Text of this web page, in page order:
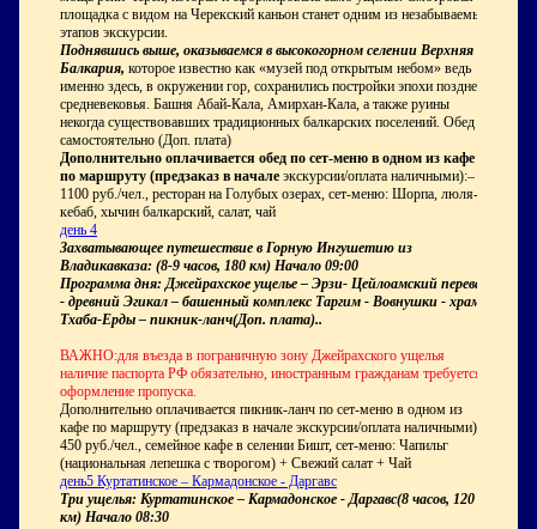
площадка с видом на Черекский каньон станет одним из незабываемых
этапов экскурсии.
Поднявшись выше, оказываемся в высокогорном селении Верхняя
Балкария, которое известно как «музей под открытым небом» ведь
именно здесь, в окружении гор, сохранились постройки эпохи позднего
средневековья. Башня Абай-Кала, Амирхан-Кала, а также руины
некогда существовавших традиционных балкарских поселений. Обед –
самостоятельно (Доп. плата)
Дополнительно оплачивается обед по сет-меню в одном из кафе
по маршруту (предзаказ в начале экскурсии/оплата наличными):–
1100 руб./чел., ресторан на Голубых озерах, сет-меню: Шорпа, люля-
кебаб, хычин балкарский, салат, чай
день 4
Захватывающее путешествие в Горную Ингушетию из
Владикавказа: (8-9 часов, 180 км) Начало 09:00
Программа дня: Джейрахское ущелье – Эрзи- Цейлоамский перевал
- древний Эгикал – башенный комплекс Таргим - Вовнушки - храм
Тхаба-Ерды – пикник-ланч(Доп. плата)..
ВАЖНО:для въезда в пограничную зону Джейрахского ущелья
наличие паспорта РФ обязательно, иностранным гражданам требуется
оформление пропуска.
Дополнительно оплачивается пикник-ланч по сет-меню в одном из
кафе по маршруту (предзаказ в начале экскурсии/оплата наличными):–
450 руб./чел., семейное кафе в селении Бишт, сет-меню: Чапильг
(национальная лепешка с творогом) + Свежий салат + Чай
день5 Куртатинское – Кармадонское - Даргавс
Три ущелья: Куртатинское – Кармадонское - Даргавс(8 часов, 120
км) Начало 08:30